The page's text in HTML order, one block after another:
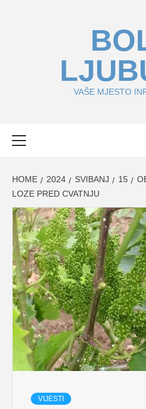
VAŠE MJESTO
HOME 2024 SVIBANJ 15
LOZE PRED CVATNJU
VIJESTI